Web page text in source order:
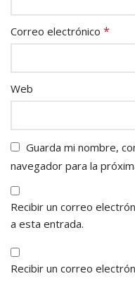
Correo electrónico *
Web
Guarda mi nombre,
navegador para la
Recibir un correo
a esta entrada.
Recibir un correo